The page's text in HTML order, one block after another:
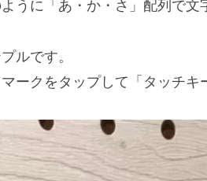
うに「あ・か・さ」配列で文
ルです。
ークをタップして「タッチキ